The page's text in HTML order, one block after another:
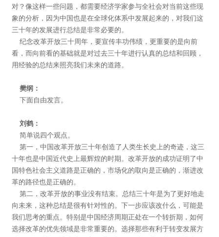
对？像这样一些问题，都需要经济学家参与全社会对当前这些现
象的分析，因为中国也是在全球化体系中发展起来的，对我们这
三十年的发展进行总结是非常必要的。
纪念改革开放三十周年，要宣传丰功伟绩，更重要的是向前
看，而向前看的基础就是对过去三十年进行认真的总结和回顾，
用经验的总结来照亮我们未来的道路。
樊纲：
下面自由发言。
刘鹤：
简单说四个观点。
第一，中国改革开放三十年创造了人类生长史上的奇迹，这三
十年也是中国近代史上最辉煌的时期。改革开放的成功证明了中
国特色社会主义道路是正确的，市场化的取向是正确的，渐进改
革的路径也是正确的。
第二，改革开放的事业没有结束。总结三十年是为了更好地走
向未来，这种总结是很有针对性的。下一步应该改什么，可能是
我们思考的重点。特别是中国经济周期正处在一个转折期，如何
选择改革的优先领域是非常重要的。选择那些有利于转变发展方